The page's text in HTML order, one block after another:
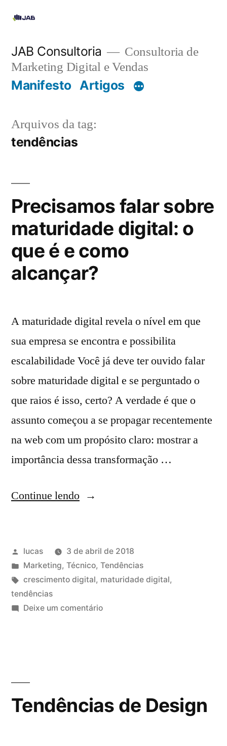
JAB Consultoria
Consultoria de
Marketing Digital e Vendas
Manifesto Artigos
Arquivos da tag:
tendências
Precisamos falar sobre
maturidade digital: o
que é e como
alcançar?
A maturidade digital revela o nível em que
sua empresa se encontra e possibilita
escalabilidade Você já deve ter ouvido falar
sobre maturidade digital e se perguntado o
que raios é isso, certo? A verdade é que o
assunto começou a se propagar recentemente
na web com um propósito claro: mostrar a
importância dessa transformação …
Continue lendo
lucas
3 de abril de 2018
Marketing, Técnico, Tendências
crescimento digital, maturidade digital,
tendências
Deixe um comentário
Tendências de Design